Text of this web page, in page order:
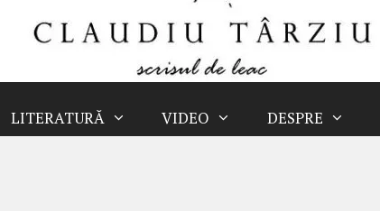
LITERATURĂ VIDEO DESPRE